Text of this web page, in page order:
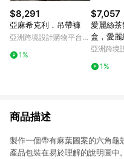
$8,291
亞麻希克利．吊帶褲
亞洲跨境設計購物平台
1%
$7,057
愛麗絲
盒，愛麗
茶會，
亞洲跨境
1%
商品描述
製作一個帶有麻葉圖案的六角龜
產品包裝在易於理解的說明圖中